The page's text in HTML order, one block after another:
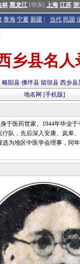
林 黑龙江 [华东] 上海 江苏
青海 宁夏 新疆 当代 民国
乡县名人
略阳县 佛坪县 留坝县 西乡县
地名网 [手机版]
医药世家。1944年毕业于
队，先后深入安康、岚皋
选为地区中医学会理事，同